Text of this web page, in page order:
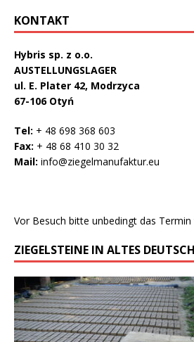
KONTAKT
Hybris sp. z o.o.
AUSTELLUNGSLAGER
ul. E. Plater 42, Modrzyca
67-106 Otyń
Tel: + 48 698 368 603
Fax: + 48 68 410 30 32
Mail: info@ziegelmanufaktur.eu
Vor Besuch bitte unbedingt das Termin
ZIEGELSTEINE IN ALTES